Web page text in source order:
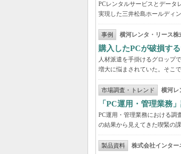
PCレンタルサービスとデータ
実現した三井松島ホールディ
事例 横河レンタ・リース株
購入したPCが破損す
人材派遣を手掛けるグロップ
増大に悩まされていた。そこ
市場調査・トレンド 横河レ
「PC運用・管理業務
PC運用・管理業務における調
の結果から見えてきた喫緊の
製品資料 株式会社インタ